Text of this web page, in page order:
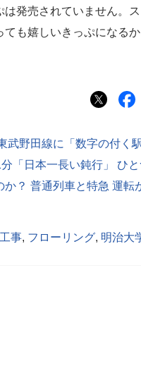
は発売されていません。
も嬉しいきっぷになるか
武野田線に「数字の付く
「日本一長い鈍行」 ひ
？ 普通列車と特急 運転
事, フローリング, 明治大